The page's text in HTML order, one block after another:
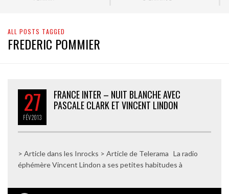
ALL POSTS TAGGED
FREDERIC POMMIER
27
FÉV2013
FRANCE INTER – NUIT BLANCHE AVEC
PASCALE CLARK ET VINCENT LINDON
> Article dans les Inrocks > Article de Telerama La radio
éphémère Vincent Lindon a ses petites habitudes à